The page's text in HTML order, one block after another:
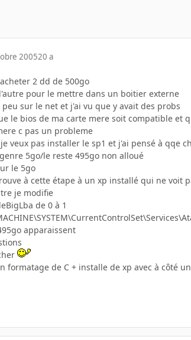
200520 a
2 dd de 500go
pour le mettre dans un boitier externe
sur le net et j'ai vu que y avait des probs
le bios de ma carte mere soit compatible et
c pas un probleme
veux pas installer le sp1 et j'ai pensé à qqe
5go/le reste 495go non alloué
le 5go
à cette étape à un xp installé qui ne voit
je modifie
de 0 à 1
apparaissent
formatage de C + installe de xp avec à côté